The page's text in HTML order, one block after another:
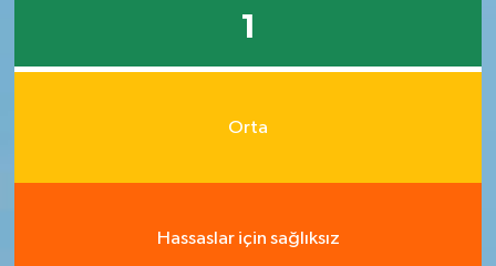
1
Orta
Hassaslar için sağlıksız